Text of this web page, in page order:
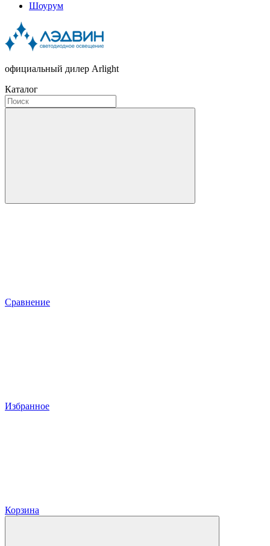
Шоурум
официальный дилер Arlight
Каталог
Сравнение
Избранное
Корзина